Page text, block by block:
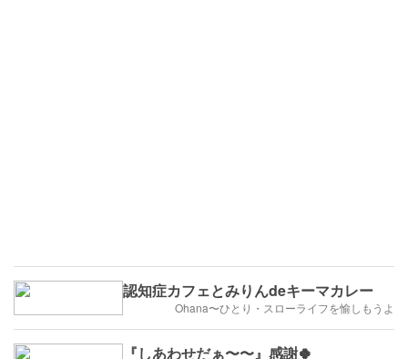
認知症カフェとみりんdeキーマカレー
Ohana〜ひとり・スローライフを愉しもうよ
『しあわせだぁ〜〜』感謝🍀